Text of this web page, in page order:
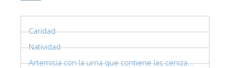
Caridad
Natividad
Artemisia con la urna que contiene las ceniza...